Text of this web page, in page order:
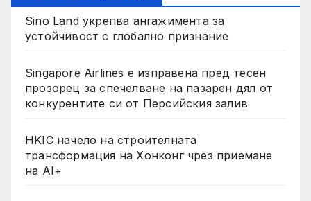
Sino Land укрепва ангажимента за
устойчивост с глобално признание
Singapore Airlines е изправена пред тесен
прозорец за спечелване на пазарен дял от
конкурентите си от Персийския залив
HKIC начело на строителната
трансформация на Хонконг чрез приемане
на AI+